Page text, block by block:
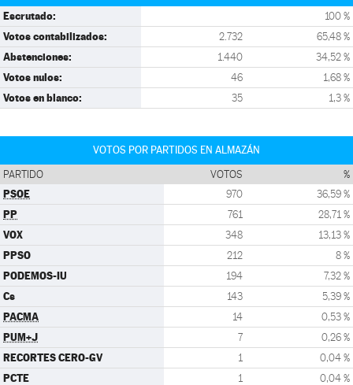
Escrutado: 100 %
Votos contabilizados: 2.732 65,48 %
Abstenciones: 1.440 34,52 %
Votos nulos: 46 1,68 %
Votos en blanco: 35 1,3 %
VOTOS POR PARTIDOS EN ALMAZÁN
PARTIDO VOTOS %
PSOE 970 36,59 %
PP 761 28,71 %
VOX 348 13,13 %
PPSO 212 8 %
PODEMOS-IU 194 7,32 %
Cs 143 5,39 %
PACMA 14 0,53 %
PUM+J 7 0,26 %
RECORTES CERO-GV 1 0,04 %
PCTE 1 0,04 %